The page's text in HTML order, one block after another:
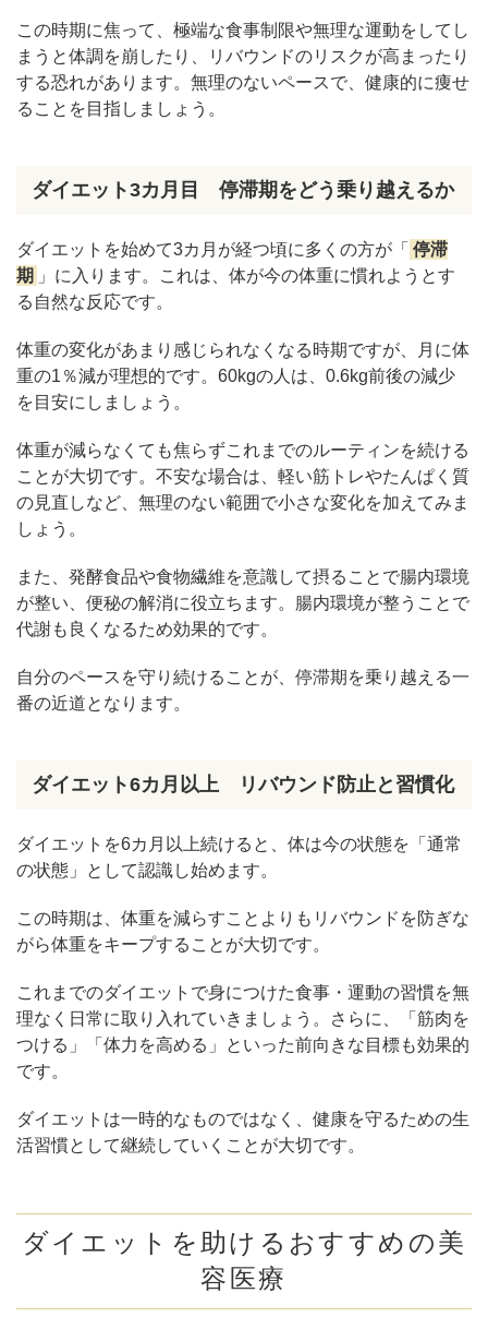
この時期に焦って、極端な食事制限や無理な運動をしてし
まうと体調を崩したり、リバウンドのリスクが高まったり
する恐れがあります。無理のないペースで、健康的に痩せ
ることを目指しましょう。
ダイエット3カ月目 停滞期をどう乗り越えるか
ダイエットを始めて3カ月が経つ頃に多くの方が「 停滞
期
」に入ります。これは、体が今の体重に慣れようとす
る自然な反応です。
体重の変化があまり感じられなくなる時期ですが、月に体
重の1％減が理想的です。60kgの人は、0.6kg前後の減少
を目安にしましょう。
体重が減らなくても焦らずこれまでのルーティンを続ける
ことが大切です。不安な場合は、軽い筋トレやたんぱく質
の見直しなど、無理のない範囲で小さな変化を加えてみま
しょう。
また、発酵食品や食物繊維を意識して摂ることで腸内環境
が整い、便秘の解消に役立ちます。腸内環境が整うことで
代謝も良くなるため効果的です。
自分のペースを守り続けることが、停滞期を乗り越える一
番の近道となります。
ダイエット6カ月以上 リバウンド防止と習慣化
ダイエットを6カ月以上続けると、体は今の状態を「通常
の状態」として認識し始めます。
この時期は、体重を減らすことよりもリバウンドを防ぎな
がら体重をキープすることが大切です。
これまでのダイエットで身につけた食事・運動の習慣を無
理なく日常に取り入れていきましょう。さらに、「筋肉を
つける」「体力を高める」といった前向きな目標も効果的
です。
ダイエットは一時的なものではなく、健康を守るための生
活習慣として継続していくことが大切です。
ダイエットを助けるおすすめの美
容医療